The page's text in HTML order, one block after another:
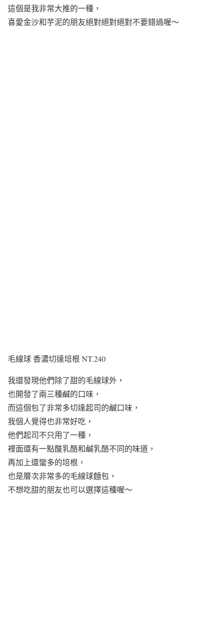
這個是我非常大推的一種，
喜愛金沙和芋泥的朋友絕對絕對絕對不要錯過喔～
毛線球 香濃切達培根 NT.240
我還發現他們除了甜的毛線球外，
也開發了兩三種鹹的口味，
而這個包了非常多切達起司的鹹口味，
我個人覺得也非常好吃，
他們起司不只用了一種，
裡面還有一點酸乳酪和鹹乳酪不同的味道，
再加上還蠻多的培根，
也是層次非常多的毛線球麵包，
不想吃甜的朋友也可以選擇這種喔～